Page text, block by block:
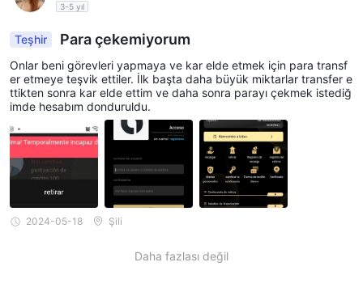
3-5 yıl
Teşhir Para çekemiyorum
Onlar beni görevleri yapmaya ve kar elde etmek için para transf
er etmeye teşvik ettiler. İlk başta daha büyük miktarlar transfer e
ttikten sonra kar elde ettim ve daha sonra parayı çekmek istediğ
imde hesabım donduruldu.
2024-05-18 Şili
Daha fazlası değil